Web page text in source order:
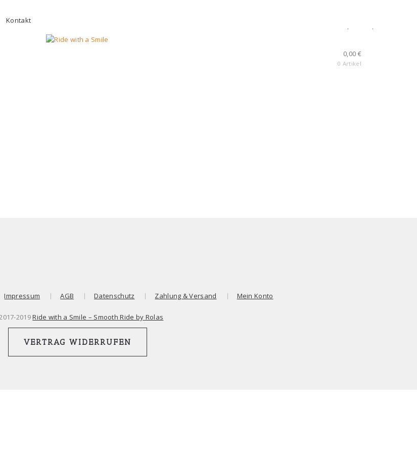
. .
Kontakt
0,00 €
0 Artikel
Impressum AGB Datenschutz Zahlung & Versand Mein Konto
2019Ride with a Smile – Smooth Ride by Rolas
VERTRAG WIDERRUFEN